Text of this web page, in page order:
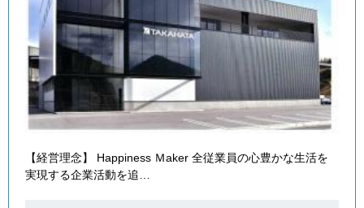
【経営理念】 Happiness Ｍaker 全従業員の心豊かな生活を
実現する企業活動を追…